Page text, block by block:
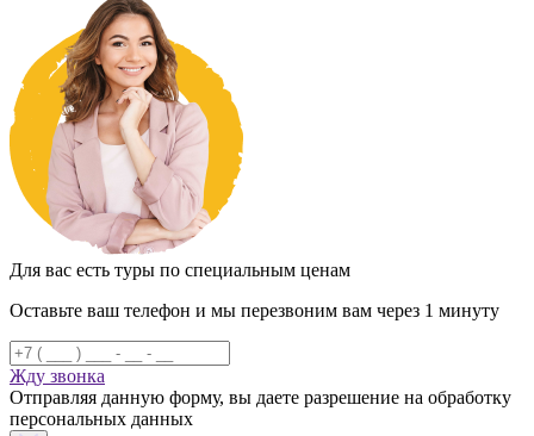
Для вас есть туры по специальным ценам
Оставьте ваш телефон и мы перезвоним вам через 1 минуту
Жду звонка
Отправляя данную форму, вы даете разрешение на обработку
персональных данных